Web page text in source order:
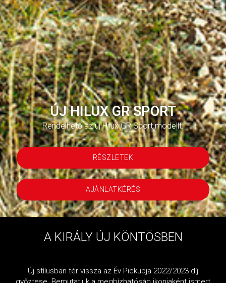
ÚJ HILUX GR SPORT
Rendelhető az új Hilux GR Sport modellt.
RÉSZLETEK
AJÁNLATKÉRÉS
A KIRÁLY ÚJ KÖNTÖSBEN
Új stílusban tér vissza az Év Pickupja 2022/2023 díj